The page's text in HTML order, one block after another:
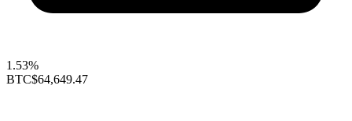
1.53%
BTC$64,649.47